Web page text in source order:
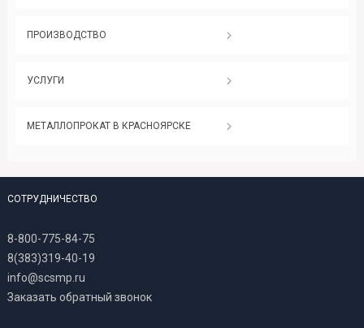
ПРОИЗВОДСТВО
УСЛУГИ
МЕТАЛЛОПРОКАТ В КРАСНОЯРСКЕ
СОТРУДНИЧЕСТВО
8-800-775-84-75
8(383)319-40-19
info@scsmp.ru
Заказать обратный звонок